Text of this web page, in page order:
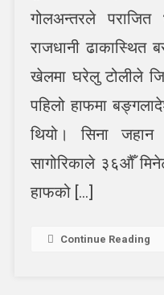
गोलअन्तरले
राजधानी ढाकास्थित
खेलमा घरेलु टोलीले
पहिलो हाफमा
थियो। सिना
सागोरिकाले ३६औँ
हाफको […]
Continue Reading